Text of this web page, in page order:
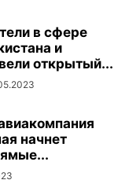
в сфере
и
открытый...
начнет